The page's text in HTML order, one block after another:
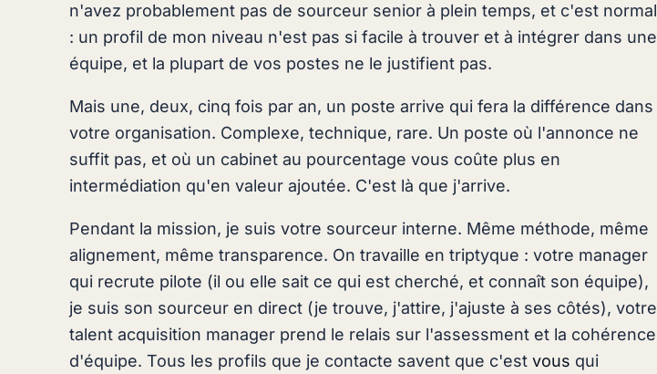
n'avez probablement pas de sourceur senior à plein temps, et c'est normal
: un profil de mon niveau n'est pas si facile à trouver et à intégrer dans une
équipe, et la plupart de vos postes ne le justifient pas.
Mais une, deux, cinq fois par an, un poste arrive qui fera la différence dans
votre organisation. Complexe, technique, rare. Un poste où l'annonce ne
suffit pas, et où un cabinet au pourcentage vous coûte plus en
intermédiation qu'en valeur ajoutée. C'est là que j'arrive.
Pendant la mission, je suis votre sourceur interne. Même méthode, même
alignement, même transparence. On travaille en triptyque : votre manager
qui recrute pilote (il ou elle sait ce qui est cherché, et connaît son équipe),
je suis son sourceur en direct (je trouve, j'attire, j'ajuste à ses côtés), votre
talent acquisition manager prend le relais sur l'assessment et la cohérence
d'équipe. Tous les profils que je contacte savent que c'est vous qui